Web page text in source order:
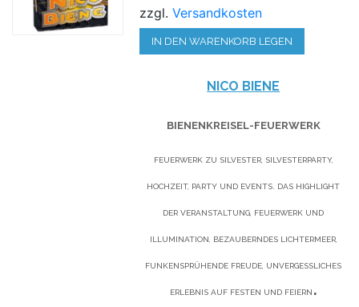
zzgl.Versandkosten
IN DEN WARENKORB LEGEN
NICO BIENE
BIENENKREISEL-FEUERWERK
FEUERWERK ZU SILVESTER, SILVESTERPARTY,
HOCHZEIT, PARTY UND EVENTS. DAS HIGHLIGHT
DER VERANSTALTUNG, FEUERWERK UND
ILLUMINATION, BEZAUBERNDES LICHTERMEER,
FUNKENSPRÜHENDE FREUDE, UNVERGESSLICHES
ERLEBNIS AUF FESTEN UND FEIERN .